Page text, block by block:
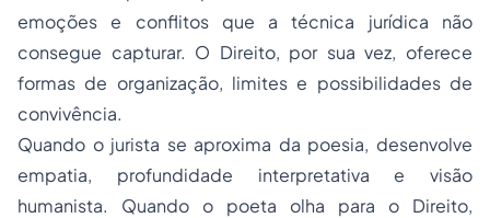
emoções e conflitos que a técnica jurídica não
consegue capturar. O Direito, por sua vez, oferece
formas de organização, limites e possibilidades de
convivência.
Quando o jurista se aproxima da poesia, desenvolve
empatia, profundidade interpretativa e visão
humanista. Quando o poeta olha para o Direito,